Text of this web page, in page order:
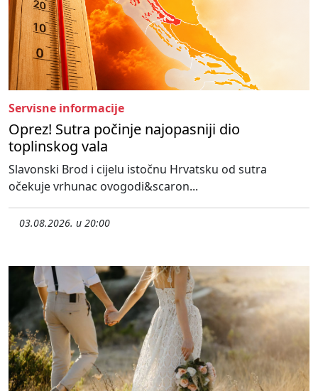
Servisne informacije
Oprez! Sutra počinje najopasniji dio
toplinskog vala
Slavonski Brod i cijelu istočnu Hrvatsku od sutra
očekuje vrhunac ovogodi&scaron...
03.08.2026. u 20:00